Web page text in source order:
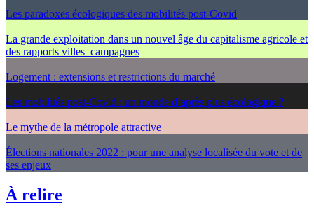
Les paradoxes écologiques des mobilités post-Covid
La grande exploitation dans un nouvel âge du capitalisme agricole et
des rapports villes–campagnes
Logement : extensions et restrictions du marché
Les mobilités post-Covid : un monde d’après plus écologique ?
Le mythe de la métropole attractive
Élections nationales 2022 : pour une analyse localisée du vote et de
ses enjeux
À relire